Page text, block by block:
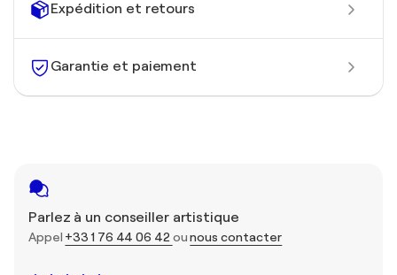
Expédition et retours
Garantie et paiement
Parlez à un conseiller artistique
Appel +33 1 76 44 06 42 ounous contacter